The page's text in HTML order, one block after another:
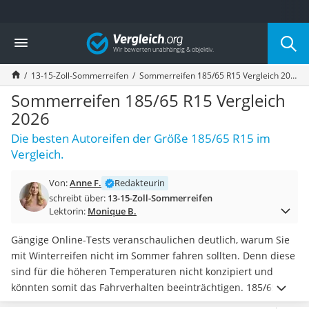
Die beliebtesten Vergleiche nach Kategorie
Auto & Motor
Fahrradträger-Anhängerkupplung (4 Fahrräder)
Fahrradträger
Fahrradträger (Anhängerkupplung)
Fahrradträger 3 Fahrräder
Benzinkanister (20 l)
Dashcam
Fahrradträger E-Bike
Marderschreck
Wagenheber 3t
AGM-Batterie Wohnmobil
Thule-Fahrradträger
FM-Transmitter
Sommerreifen 205/55 R16
Autobatterie-Ladegerät
Starthilfe mit Kompressor
Vergleich
13-15-Zoll-Sommerreifen Sommerreifen 185/65 R15 Vergleich 2026
Sommerreifen 185/65 R15 Vergleich
2026
Die besten Autoreifen der Größe 185/65 R15 im
Vergleich.
Von:Anne F.
Redakteurin
schreibt über: 13-15-Zoll-Sommerreifen
Lektorin: Monique B.
Gängige Online-Tests veranschaulichen deutlich, warum Sie
mit Winterreifen nicht im Sommer fahren sollten. Denn diese
sind für die höheren Temperaturen nicht konzipiert und
könnten somit das Fahrverhalten beeinträchtigen. 185/65-
R15-Sommerreifen besitzen hingegen optimale